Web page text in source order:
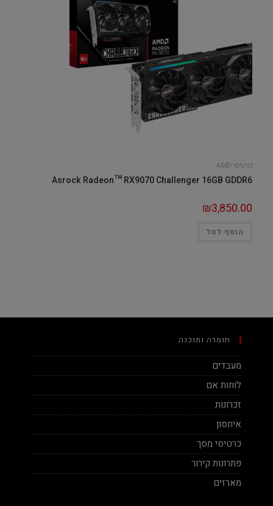
כרטיסי AMD
Asrock Radeon™ RX9070 Challenger 16GB GDDR6
₪3,850.00
הוסף לסל
חומרה ותוכנה
מעבדים
לוחות אם
זכרונות
איחסון
כרטיסי מסך
פתרונות קירור
מארזים